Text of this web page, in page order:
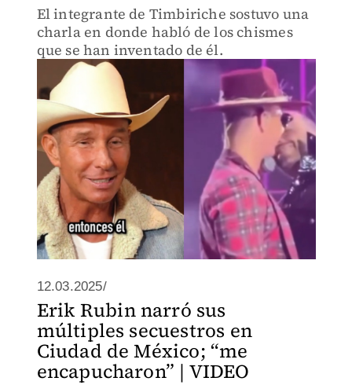
El integrante de Timbiriche sostuvo una
charla en donde habló de los chismes
que se han inventado de él.
12.03.2025/
⁠Erik Rubin narró sus
múltiples secuestros en
Ciudad de México; “me
encapucharon” | VIDEO